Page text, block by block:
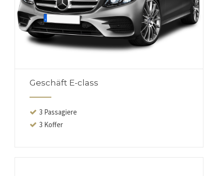
Geschäft E-class
3 Passagiere
3 Koffer